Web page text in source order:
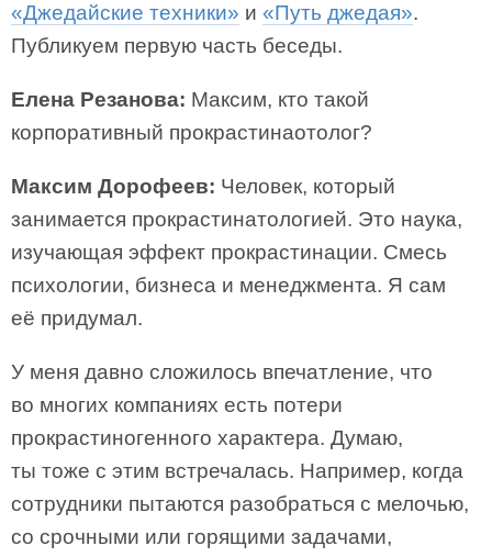
«Джедайские техники» и «Путь джедая».
Публикуем первую часть беседы.
Елена Резанова: Максим, кто такой
корпоративный прокрастинаотолог?
Максим Дорофеев: Человек, который
занимается прокрастинатологией. Это наука,
изучающая эффект прокрастинации. Смесь
психологии, бизнеса и менеджмента. Я сам
её придумал.
У меня давно сложилось впечатление, что
во многих компаниях есть потери
прокрастиногенного характера. Думаю,
ты тоже с этим встречалась. Например, когда
сотрудники пытаются разобраться с мелочью,
со срочными или горящими задачами,